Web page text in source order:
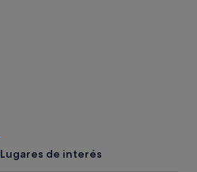
Lugares de interés